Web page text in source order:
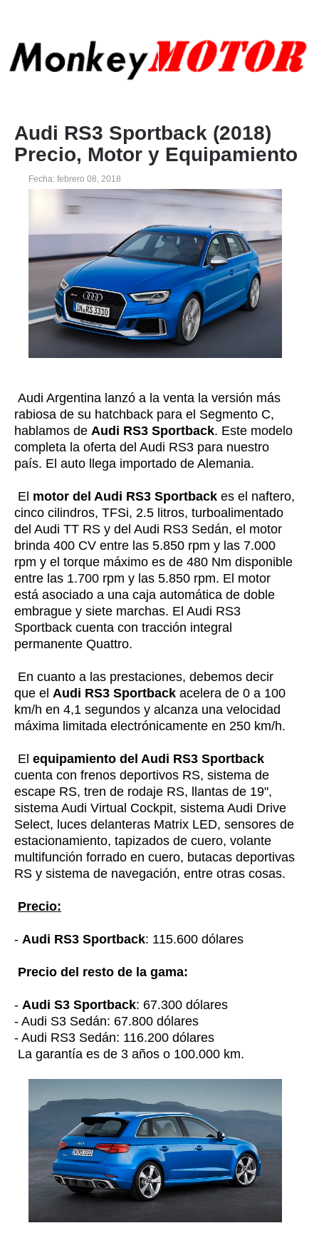
Audi RS3 Sportback (2018)
Precio, Motor y Equipamiento
Fecha: febrero 08, 2018
Audi Argentina lanzó a la venta la versión más
rabiosa de su hatchback para el Segmento C,
hablamos de Audi RS3 Sportback. Este modelo
completa la oferta del Audi RS3 para nuestro
país. El auto llega importado de Alemania.
El motor del Audi RS3 Sportback es el naftero,
cinco cilindros, TFSi, 2.5 litros, turboalimentado
del Audi TT RS y del Audi RS3 Sedán, el motor
brinda 400 CV entre las 5.850 rpm y las 7.000
rpm y el torque máximo es de 480 Nm disponible
entre las 1.700 rpm y las 5.850 rpm. El motor
está asociado a una caja automática de doble
embrague y siete marchas. El Audi RS3
Sportback cuenta con tracción integral
permanente Quattro.
En cuanto a las prestaciones, debemos decir
que el Audi RS3 Sportback acelera de 0 a 100
km/h en 4,1 segundos y alcanza una velocidad
máxima limitada electrónicamente en 250 km/h.
El equipamiento del Audi RS3 Sportback
cuenta con frenos deportivos RS, sistema de
escape RS, tren de rodaje RS, llantas de 19",
sistema Audi Virtual Cockpit, sistema Audi Drive
Select, luces delanteras Matrix LED, sensores de
estacionamiento, tapizados de cuero, volante
multifunción forrado en cuero, butacas deportivas
RS y sistema de navegación, entre otras cosas.
Precio:
- Audi RS3 Sportback: 115.600 dólares
Precio del resto de la gama:
- Audi S3 Sportback: 67.300 dólares
- Audi S3 Sedán: 67.800 dólares
- Audi RS3 Sedán: 116.200 dólares
La garantía es de 3 años o 100.000 km.